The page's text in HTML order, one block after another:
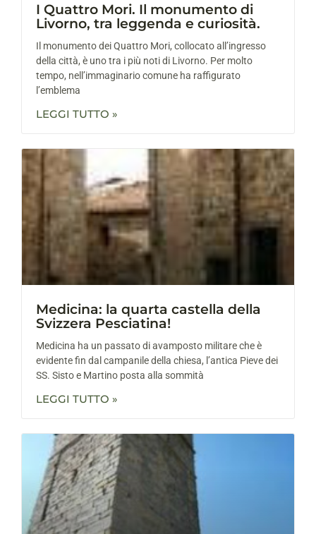
I Quattro Mori. Il monumento di
Livorno, tra leggenda e curiosità.
Il monumento dei Quattro Mori, collocato all’ingresso
della città, è uno tra i più noti di Livorno. Per molto
tempo, nell’immaginario comune ha raffigurato
l’emblema
LEGGI TUTTO »
Medicina: la quarta castella della
Svizzera Pesciatina!
Medicina ha un passato di avamposto militare che è
evidente fin dal campanile della chiesa, l’antica Pieve dei
SS. Sisto e Martino posta alla sommità
LEGGI TUTTO »